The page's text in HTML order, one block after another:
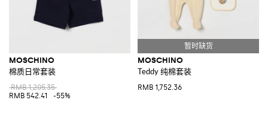
MOSCHINO
棉质日常套装
RMB 1,205.35
RMB 542.41
-55%
MOSCHINO
Teddy 纯棉套装
RMB 1,752.36